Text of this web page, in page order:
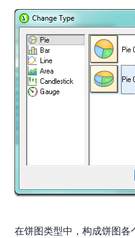
在饼图类型中，构成饼图